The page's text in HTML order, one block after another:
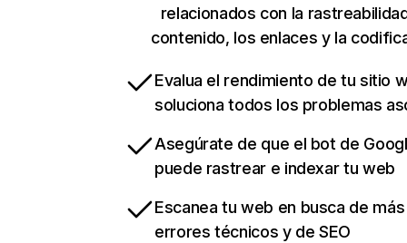
relacionados con la
contenido, los enlaces y la
Evalua el rendimiento de tu sitio
soluciona todos los problemas
Asegúrate de que el bot de
puede rastrear e indexar tu web
Escanea tu web en busca de
errores técnicos y de SEO